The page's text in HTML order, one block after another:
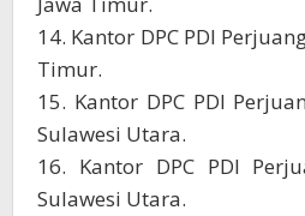
14. Kantor DPC PDI
Timur.
15. Kantor DPC PDI
Sulawesi Utara.
16. Kantor DPC PDI
Sulawesi Utara.